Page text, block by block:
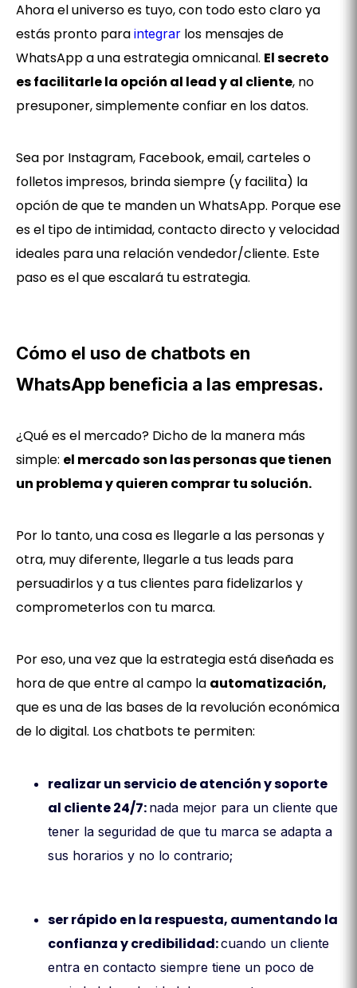
Ahora el universo es tuyo, con todo esto claro ya
estás pronto para integrar los mensajes de
WhatsApp a una estrategia omnicanal. El secreto
es facilitarle la opción al lead y al cliente, no
presuponer, simplemente confiar en los datos.
Sea por Instagram, Facebook, email, carteles o
folletos impresos, brinda siempre (y facilita) la
opción de que te manden un WhatsApp. Porque ese
es el tipo de intimidad, contacto directo y velocidad
ideales para una relación vendedor/cliente. Este
paso es el que escalará tu estrategia.
Cómo el uso de chatbots en
WhatsApp beneficia a las empresas.
¿Qué es el mercado? Dicho de la manera más
simple: el mercado son las personas que tienen
un problema y quieren comprar tu solución.
Por lo tanto, una cosa es llegarle a las personas y
otra, muy diferente, llegarle a tus leads para
persuadirlos y a tus clientes para fidelizarlos y
comprometerlos con tu marca.
Por eso, una vez que la estrategia está diseñada es
hora de que entre al campo la automatización,
que es una de las bases de la revolución económica
de lo digital. Los chatbots te permiten:
realizar un servicio de atención y soporte
al cliente 24/7: nada mejor para un cliente que
tener la seguridad de que tu marca se adapta a
sus horarios y no lo contrario;
ser rápido en la respuesta, aumentando la
confianza y credibilidad:cuando un cliente
entra en contacto siempre tiene un poco de